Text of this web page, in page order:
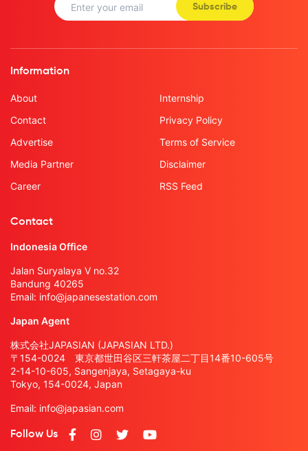
Subscribe
Information
About
Contact
Advertise
Media Partner
Career
Internship
Privacy Policy
Terms of Service
Disclaimer
RSS Feed
Contact
Indonesia Office
Jalan Suryalaya V no.32
Bandung 40265
Email: info@japanesestation.com
Japan Agent
株式会社JAPASIAN (JAPASIAN LTD.)
〒154-0024 東京都世田谷区三軒茶屋二丁目14番10-605号
2-14-10-605, Sangenjaya, Setagaya-ku
Tokyo, 154-0024, Japan
Email: info@japasian.com
Follow Us